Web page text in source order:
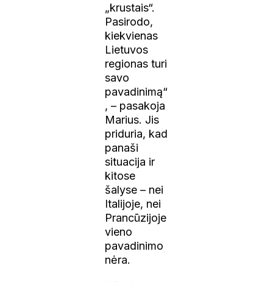
„krustais“.
Pasirodo,
kiekvienas
Lietuvos
regionas turi
savo
pavadinimą“
, – pasakoja
Marius. Jis
priduria, kad
panaši
situacija ir
kitose
šalyse – nei
Italijoje, nei
Prancūzijoje
vieno
pavadinimo
nėra.